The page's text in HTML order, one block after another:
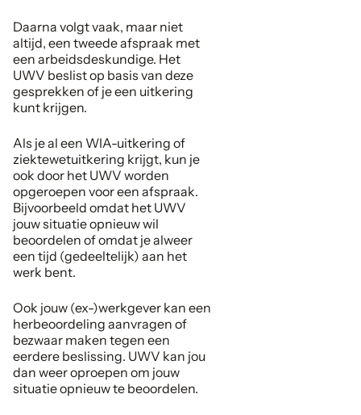
Daarna volgt vaak, maar niet
altijd, een tweede afspraak met
een arbeidsdeskundige. Het
UWV beslist op basis van deze
gesprekken of je een uitkering
kunt krijgen.
Als je al een WIA-uitkering of
ziektewetuitkering krijgt, kun je
ook door het UWV worden
opgeroepen voor een afspraak.
Bijvoorbeeld omdat het UWV
jouw situatie opnieuw wil
beoordelen of omdat je alweer
een tijd (gedeeltelijk) aan het
werk bent.
Ook jouw (ex-)werkgever kan een
herbeoordeling aanvragen of
bezwaar maken tegen een
eerdere beslissing. UWV kan jou
dan weer oproepen om jouw
situatie opnieuw te beoordelen.